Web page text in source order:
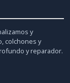
y
colchones y
y reparador.